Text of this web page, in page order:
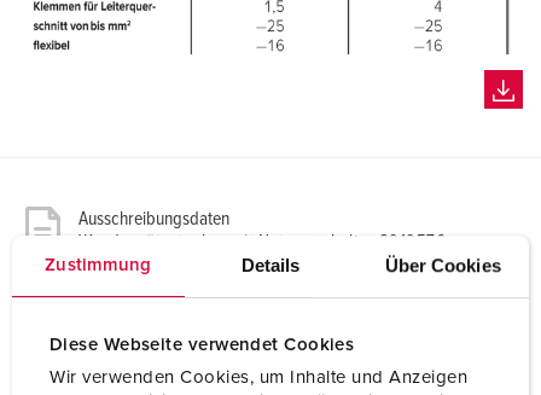
Zustimmung Details Über Cookies
Diese Webseite verwendet Cookies
Wir verwenden Cookies, um Inhalte und Anzeigen
Ausschreibungsdaten
Wandgerätestecker mit Netzumschalter 8919576
GAEB XML Leistungsverzeichnis (X81)